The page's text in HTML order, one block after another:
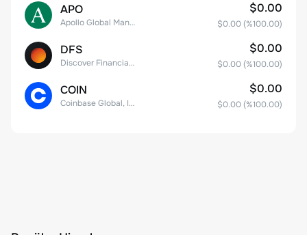
APO
Apollo Global Management, Inc.
$0.00
$0.00 (%100.00)
DFS
Discover Financial Services
$0.00
$0.00 (%100.00)
COIN
Coinbase Global, Inc. Class A Common Stock
$0.00
$0.00 (%100.00)